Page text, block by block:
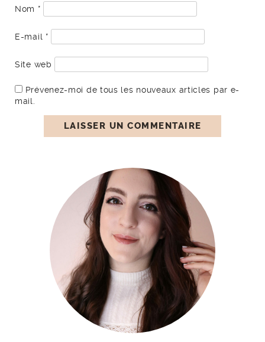
Nom *
E-mail *
Site web
Prévenez-moi de tous les nouveaux articles par e-
mail.